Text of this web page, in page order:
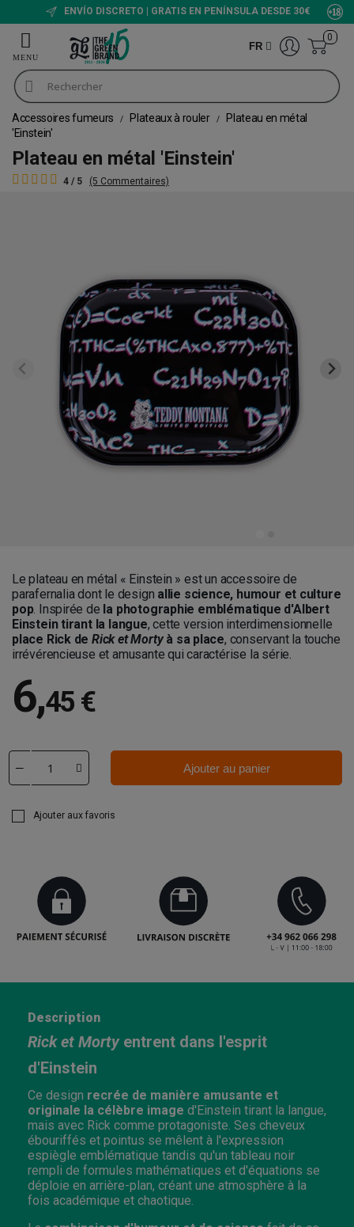
ENVÍO DISCRETO | GRATIS EN PENÍNSULA DESDE 30€
FR
0
Accessoires fumeurs Plateaux à rouler
Plateau en métal
'Einstein'
Plateau en métal 'Einstein'
4 / 5 (5 Commentaires)
Le plateau en métal « Einstein » est un accessoire de
parafernalia dont le design allie science, humour et culture
pop. Inspirée de la photographie emblématique d'Albert
Einstein tirant la langue, cette version interdimensionnelle
place Rick deRick et Mortyà sa place, conservant la touche
irrévérencieuse et amusante qui caractérise la série.
6,45 €
Ajouter au panier
Ajouter aux favoris
Description
Rick et Mortyentrent dans l'esprit
d'Einstein
Ce design recrée de manière amusante et
originale la célèbre image d'Einstein tirant la langue,
mais avec Rick comme protagoniste. Ses cheveux
ébouriffés et pointus se mêlent à l'expression
espiègle emblématique tandis qu'un tableau noir
rempli de formules mathématiques et d'équations se
déploie en arrière-plan, créant une atmosphère à la
fois académique et chaotique.